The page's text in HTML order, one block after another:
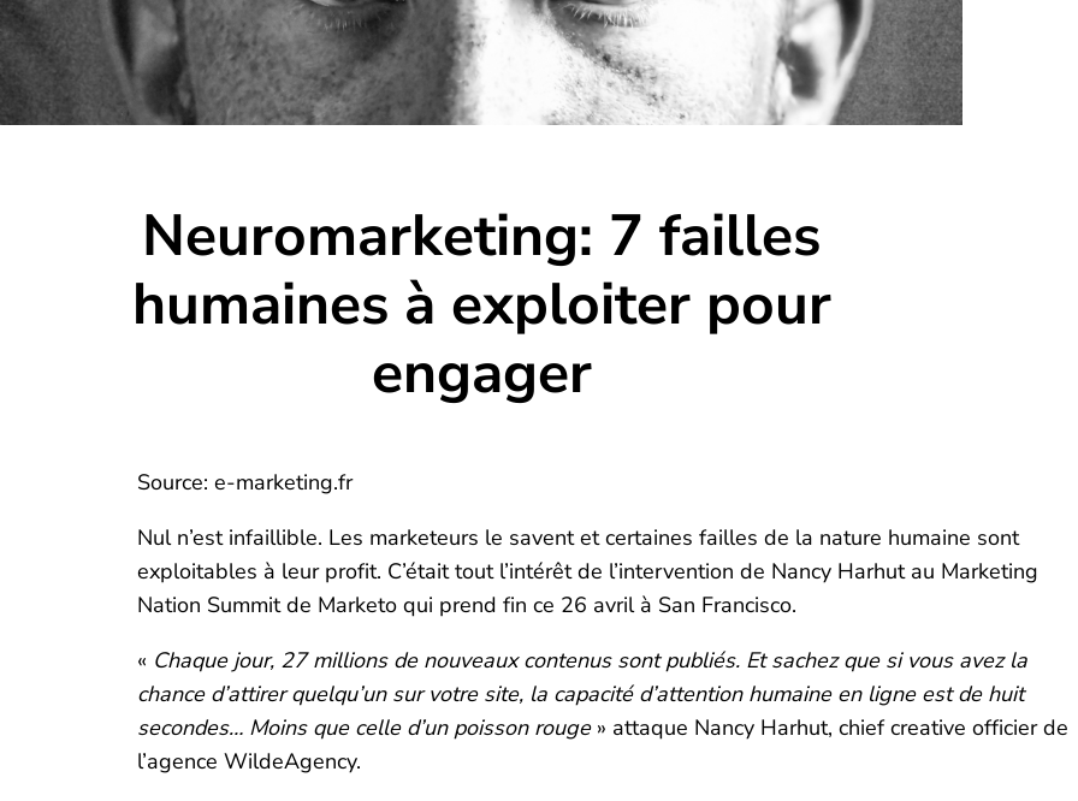
Neuromarketing: 7 failles
humaines à exploiter pour
engager
Source: e-marketing.fr
Nul n’est infaillible. Les marketeurs le savent et certaines failles de la nature humaine sont
exploitables à leur profit. C’était tout l’intérêt de l’intervention de Nancy Harhut au Marketing
Nation Summit de Marketo qui prend fin ce 26 avril à San Francisco.
« Chaque jour, 27 millions de nouveaux contenus sont publiés. Et sachez que si vous avez la
chance d’attirer quelqu’un sur votre site, la capacité d’attention humaine en ligne est de huit
secondes… Moins que celle d’un poisson rouge» attaque Nancy Harhut, chief creative officier de
l’agence WildeAgency.